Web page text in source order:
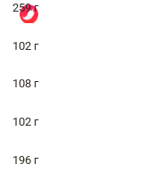
259 г
102 г
108 г
102 г
196 г